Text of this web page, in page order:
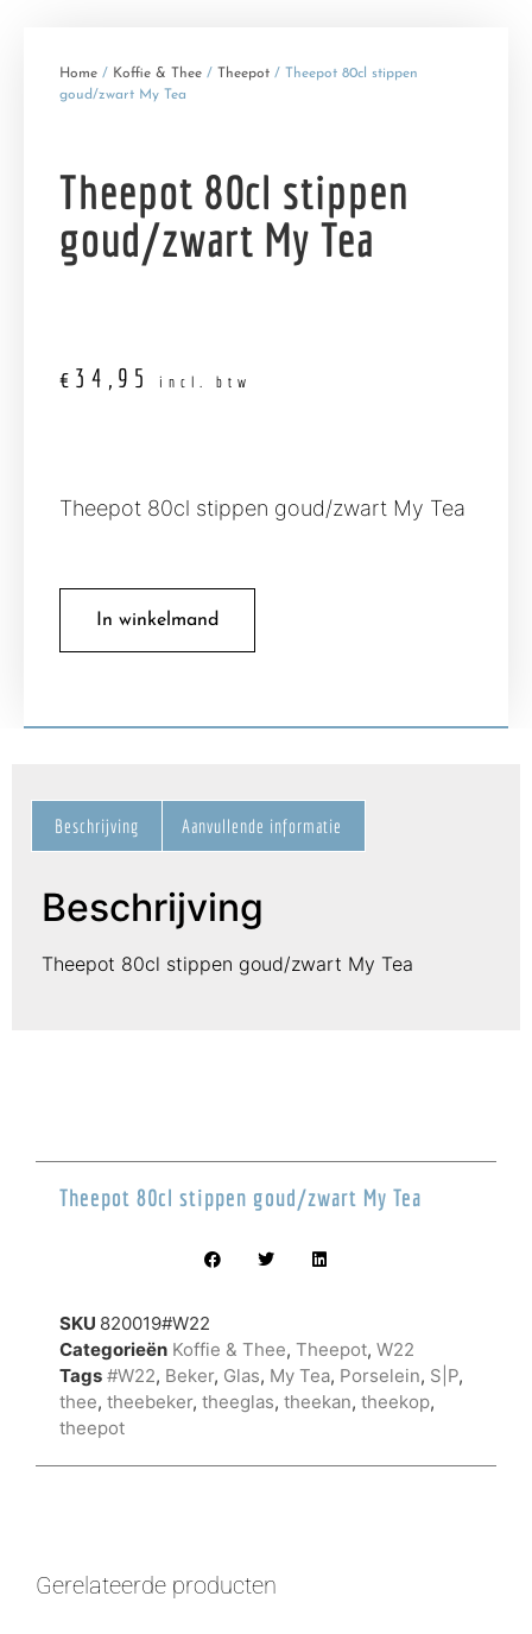
Home / Koffie & Thee / Theepot / Theepot 80cl stippen
goud/zwart My Tea
Theepot 80cl stippen
goud/zwart My Tea
€ 34,95 incl. btw
Theepot 80cl stippen goud/zwart My Tea
In winkelmand
Beschrijving Aanvullende informatie
Beschrijving
Theepot 80cl stippen goud/zwart My Tea
Theepot 80cl stippen goud/zwart My Tea
SKU 820019#W22
Categorieën Koffie & Thee, Theepot, W22
Tags #W22, Beker, Glas, My Tea, Porselein, S|P,
thee, theebeker, theeglas, theekan, theekop,
theepot
Gerelateerde producten